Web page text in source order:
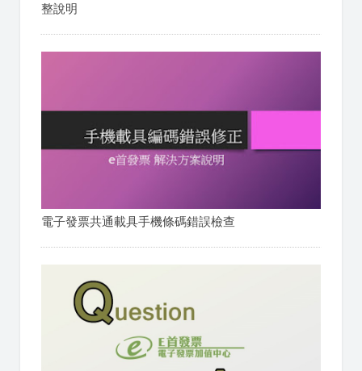
整說明
電子發票共通載具手機條碼錯誤檢查